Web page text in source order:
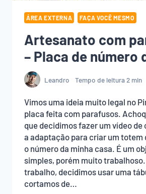
ÁREA EXTERNA FAÇA VOCÊ MESMO
Artesanato com
– Placa de número
Leandro Tempo de leitura2 min
Vimos uma ideia muito legal no
placa feita com parafusos.
que decidimos fazer um vídeo
a adaptação para criar um totem
o número da minha casa. É um
simples, porém muito
trabalho, decidimos usar uma
cortamos de…